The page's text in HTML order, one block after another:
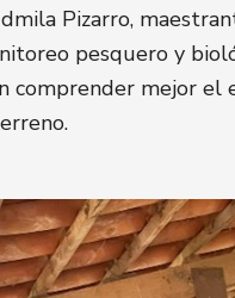
Pizarro,
pesquero y
comprender mejor el